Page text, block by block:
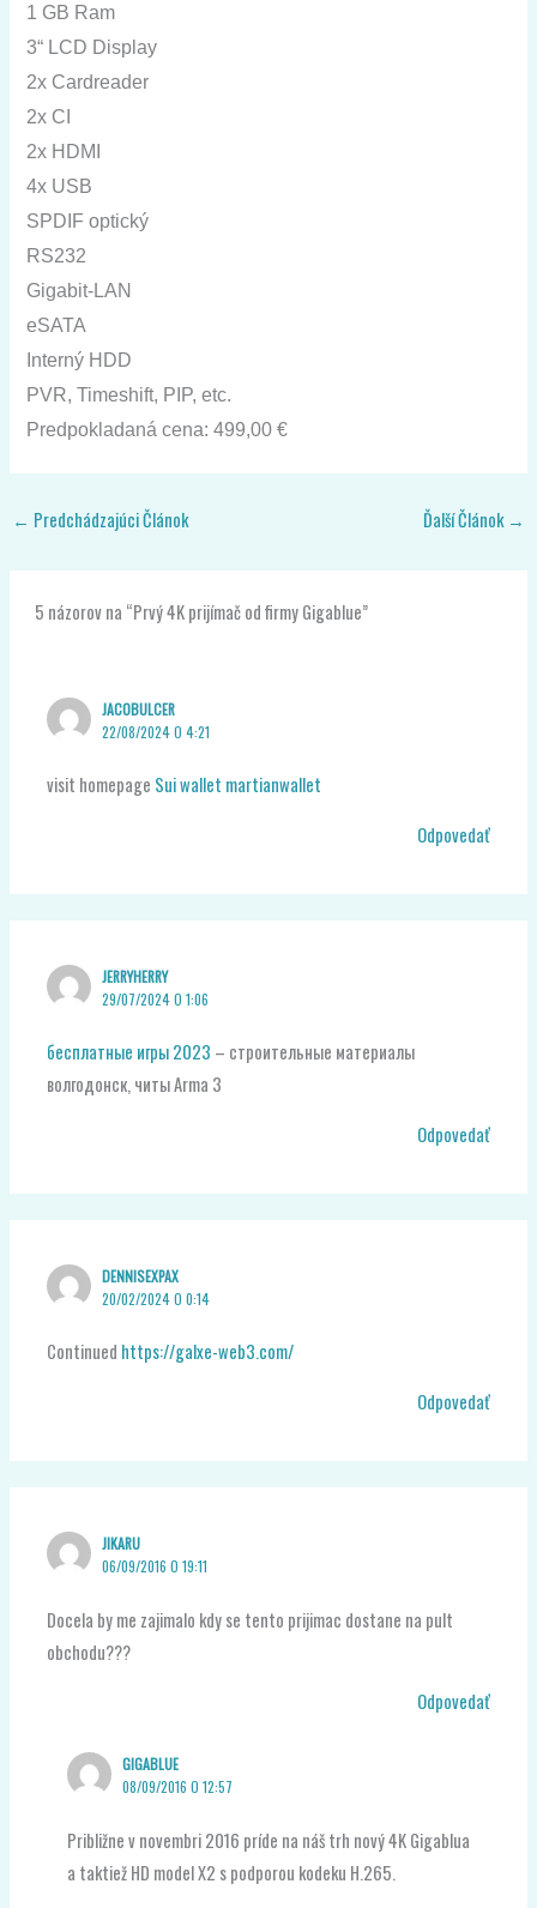
1 GB Ram
3“ LCD Display
2x Cardreader
2x CI
2x HDMI
4x USB
SPDIF optický
RS232
Gigabit-LAN
eSATA
Interný HDD
PVR, Timeshift, PIP, etc.
Predpokladaná cena: 499,00 €
← Predchádzajúci Článok Ďalší Článok →
5 názorov na “Prvý 4K prijímač od firmy Gigablue”
JACOBULCER
22/08/2024 O 4:21
visit homepage Sui wallet martianwallet
Odpovedať
JERRYHERRY
29/07/2024 O 1:06
бесплатные игры 2023 – строительные материалы
волгодонск, читы Arma 3
Odpovedať
DENNISEXPAX
20/02/2024 O 0:14
Continued https://galxe-web3.com/
Odpovedať
JIKARU
06/09/2016 O 19:11
Docela by me zajimalo kdy se tento prijimac dostane na pult
obchodu???
Odpovedať
GIGABLUE
08/09/2016 O 12:57
Približne v novembri 2016 príde na náš trh nový 4K Gigablua
a taktiež HD model X2 s podporou kodeku H.265.